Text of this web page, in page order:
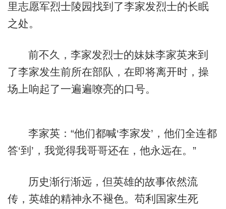
里志愿军烈士陵园找到了李家发烈士的长眠
之处。
前不久，李家发烈士的妹妹李家英来到
了李家发生前所在部队，在即将离开时，操
场上响起了一遍遍嘹亮的口号。
李家英：“他们都喊‘李家发’，他们全连都
答‘到’，我觉得我哥哥还在，他永远在。”
历史渐行渐远，但英雄的故事依然流
传，英雄的精神永不褪色。苟利国家生死